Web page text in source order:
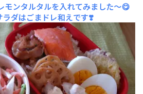
モンタルタルを入れてみました〜😋
ダはごまドレ和えです❣️